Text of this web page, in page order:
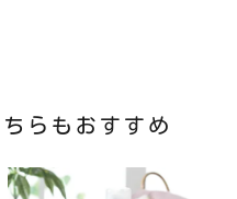
らもおすすめ